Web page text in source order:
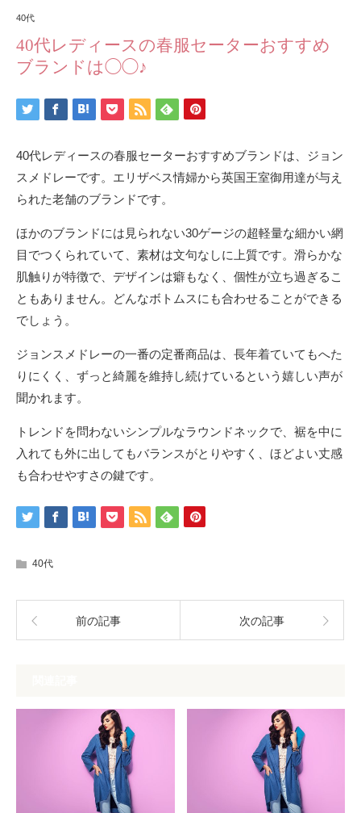
40代
40代レディースの春服セーターおすすめ
ブランドは◯◯♪
40代レディースの春服セーターおすすめブランドは、ジョン
スメドレーです。エリザベス情婦から英国王室御用達が与え
られた老舗のブランドです。
ほかのブランドには見られない30ゲージの超軽量な細かい網
目でつくられていて、素材は文句なしに上質です。滑らかな
肌触りが特徴で、デザインは癖もなく、個性が立ち過ぎるこ
ともありません。どんなボトムスにも合わせることができる
でしょう。
ジョンスメドレーの一番の定番商品は、長年着ていてもへた
りにくく、ずっと綺麗を維持し続けているという嬉しい声が
聞かれます。
トレンドを問わないシンプルなラウンドネックで、裾を中に
入れても外に出してもバランスがとりやすく、ほどよい丈感
も合わせやすさの鍵です。
40代
前の記事 次の記事